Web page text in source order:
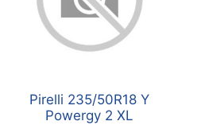
Pirelli 235/50R18 Y
Powergy 2 XL